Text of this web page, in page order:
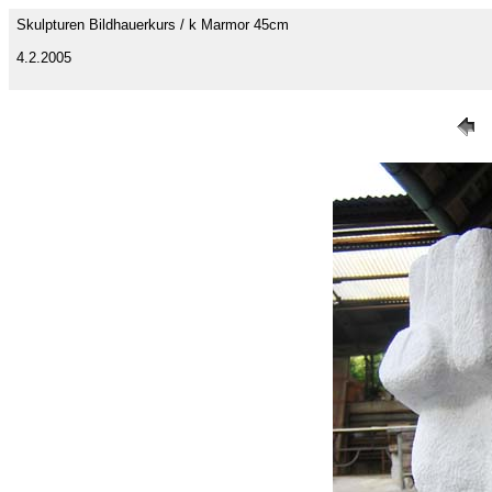
Skulpturen Bildhauerkurs / k Marmor 45cm
4.2.2005